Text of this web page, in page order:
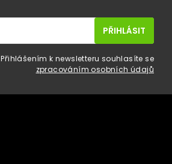
Přihlášením k newsletteru souhlasíte se
zpracováním osobních údajů